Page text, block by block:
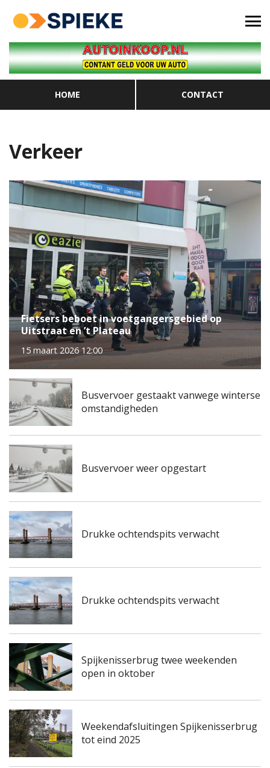
HOME CONTACT
Verkeer
Fietsers beboet in voetgangersgebied op
Uitstraat en ’t Plateau
15 maart 2026 12:00
Busvervoer gestaakt vanwege winterse
omstandigheden
Busvervoer weer opgestart
Drukke ochtendspits verwacht
Drukke ochtendspits verwacht
Spijkenisserbrug twee weekenden
open in oktober
Weekendafsluitingen Spijkenisserbrug
tot eind 2025